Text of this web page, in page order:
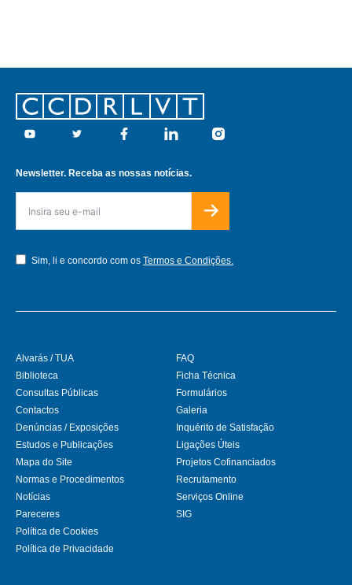
Footer
Youtube Twitter Facebook Linkedin Instagram
Newsletter. Receba as nossas notícias.
Sim, li e concordo com os Termos e Condições.
Alvarás / TUA
Biblioteca
Consultas Públicas
Contactos
Denúncias / Exposições
Estudos e Publicações
FAQ
Ficha Técnica
Formulários
Galeria
Inquérito de Satisfação
Ligações Úteis
Mapa do Site
Normas e Procedimentos
Notícias
Pareceres
Política de Cookies
Política de Privacidade
Projetos Cofinanciados
Recrutamento
Serviços Online
SIG